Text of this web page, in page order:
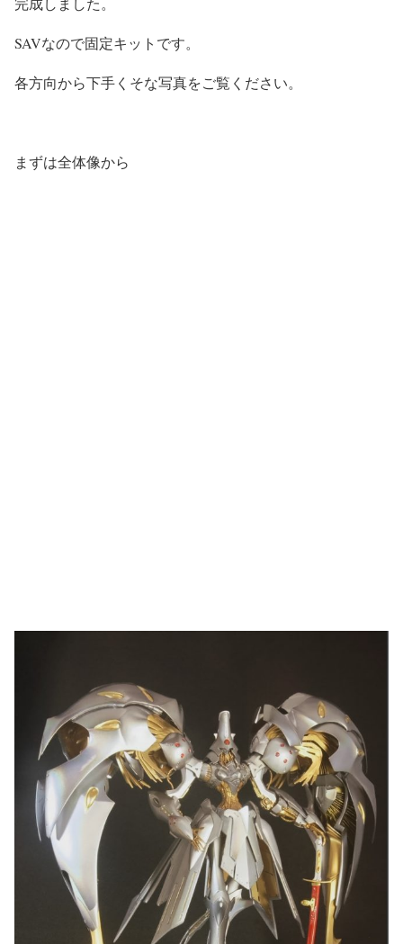
SAVなので固定キットです。
各方向から下手くそな写真をご覧ください。
まずは全体像から